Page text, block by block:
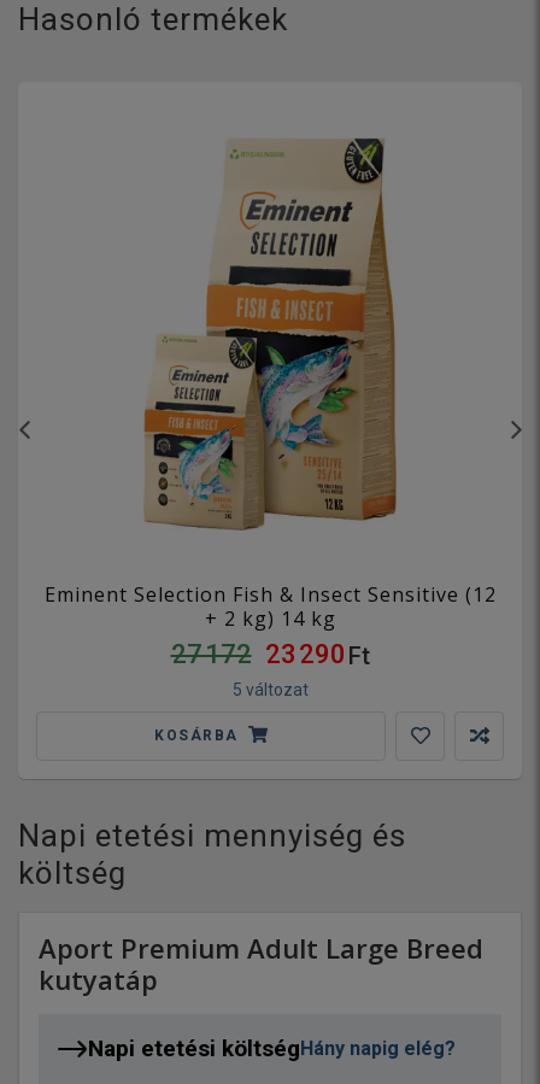
Hasonló termékek
Eminent Selection Fish & Insect Sensitive (12
+ 2 kg) 14 kg
27 172 23 290 Ft
5 változat
KOSÁRBA
Napi etetési mennyiség és
költség
Aport Premium Adult Large Breed
kutyatáp
Napi etetési költségHány napig elég?